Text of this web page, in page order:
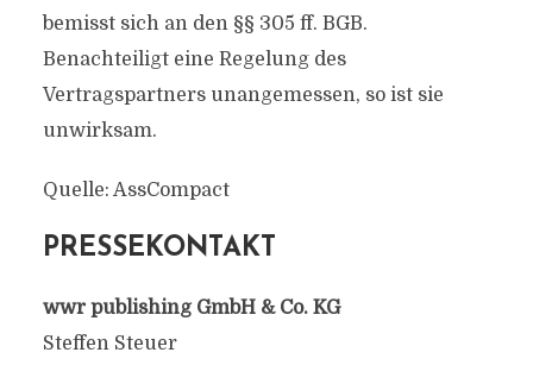
bemisst sich an den §§ 305 ff. BGB.
Benachteiligt eine Regelung des
Vertragspartners unange­messen, so ist sie
unwirksam.
Quelle: AssCompact
PRESSEKONTAKT
wwr publishing GmbH & Co. KG
Steffen Steuer